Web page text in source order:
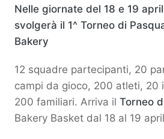
Nelle giornate del 18 e 19
svolgerà il 1^ Torneo di
Bakery
12 squadre partecipanti, 20
campi da gioco, 200 atleti, 20
200 familiari. Arriva il Torneo
Bakery Basket dal 18 al 19